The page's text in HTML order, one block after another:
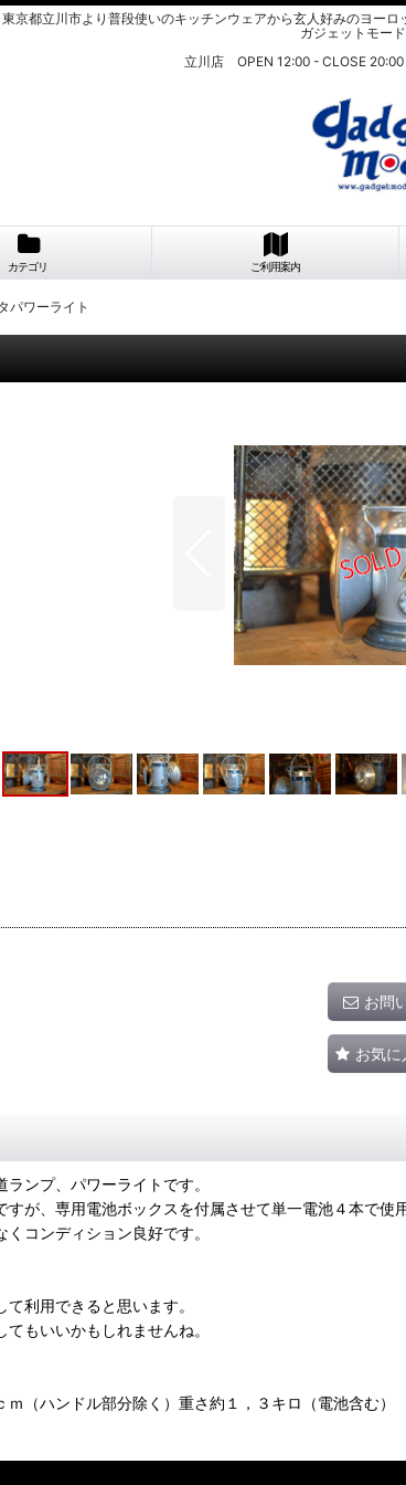
東京都立川市より普段使いのキッチンウェアから玄人好みのヨー
ガジェットモー
立川店 OPEN 12:00 - CLOSE
カテゴリ ご利用案内
パワーライト
お問
お気
ンプ、パワーライトです。
が、専用電池ボックスを付属させて単一電池４本で使
コンディション良好です。
利用できると思います。
もいいかもしれませんね。
（ハンドル部分除く）重さ約１，３キロ（電池含む）